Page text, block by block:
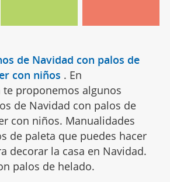
de Navidad con palos de
con niños . En
proponemos algunos
de Navidad con palos de
con niños. Manualidades
de paleta que puedes hacer
decorar la casa en Navidad.
palos de helado.